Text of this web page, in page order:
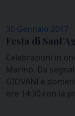
30 Gennaio 2017
Festa di
Celebrazioni in
Marino. Da
GIOVANI e
ore 14:30 con la